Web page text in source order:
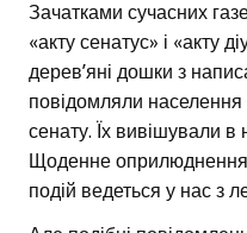
Зачатками сучасних
«акту сенатус» і «акту
дерев’яні дошки з
повідомляли населення
сенату. Їх вивішували
Щоденне оприлюднення
подій ведеться у нас з